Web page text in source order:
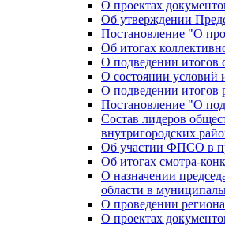
О проектах
Об утверждении
Постановление "О
Об итогах
О подведении итогов
О состоянии условий
О подведении итогов
Постановление "О
Состав лидеров
внутригородских
Об участии ФПСО в
Об итогах смотра-
О назначении
области в
О проведении
О проектах